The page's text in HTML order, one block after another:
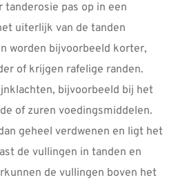
pas op in een
uiterlijk van de tanden
worden bijvoorbeeld korter,
of krijgen rafelige randen.
bijvoorbeeld bij het
of zuren voedingsmiddelen.
geheel verdwenen en ligt het
de vullingen in tanden en
de vullingen boven het